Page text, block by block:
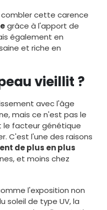
cette carence
grâce à l'apport de
également en
et riche en
vieillit ?
avec l'âge
mais ce n'est pas le
le facteur génétique
C'est l'une des raisons
de plus en plus
et moins chez
l'exposition non
soleil de type UV, la